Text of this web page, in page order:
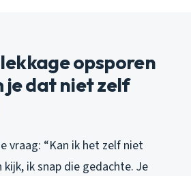
opsporen
je dat niet zelf
vraag: “Kan ik het zelf niet
kijk, ik snap die gedachte. Je